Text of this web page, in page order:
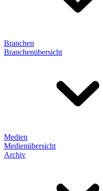
Branchen
Branchenübersicht
Medien
Medienübersicht
Archiv